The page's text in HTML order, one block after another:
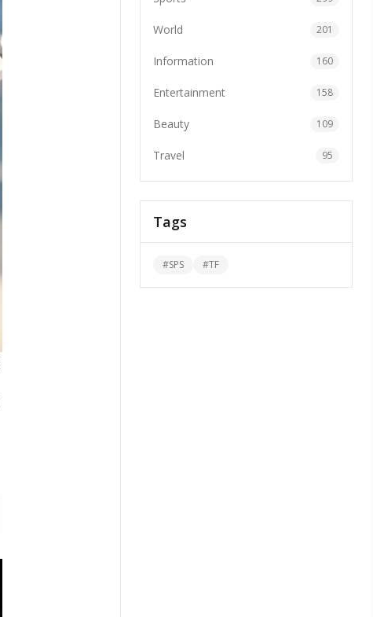
World 201
Information 160
Entertainment 158
Beauty 109
Travel 95
Tags
#SPS #TF